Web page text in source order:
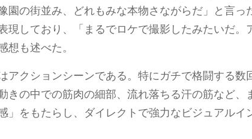
の街並み、どれもみな本物さながらだ」と言っ
現しており、「まるでロケで撮影したみたいだ。
も述べた。
アクションシーンである。特にガチで格闘する数
きの中での筋肉の細部、流れ落ちる汗の筋など、
」をもたらし、ダイレクトで強力なビジュアルイ